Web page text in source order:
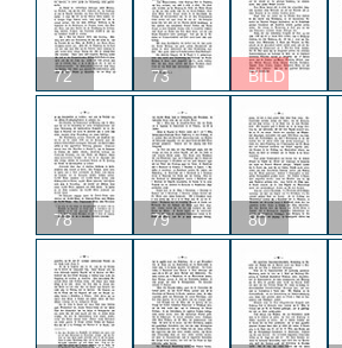
72 73 BILD
78 79 80